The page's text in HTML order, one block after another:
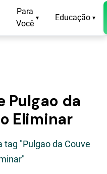
Para
Você
▾ Educação ▾
Pulgao da
Eliminar
"Pulgao da Couve